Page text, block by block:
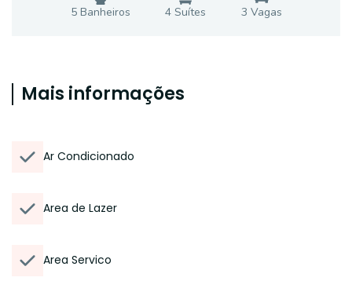
5Banheiros 4 Suítes 3 Vagas
Mais informações
Ar Condicionado
Area de Lazer
Area Servico